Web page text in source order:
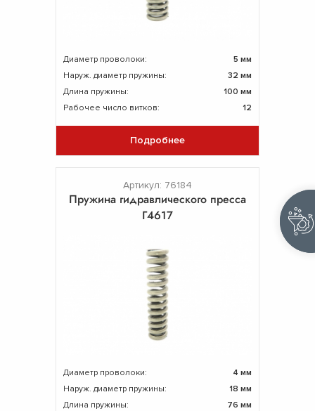
Диаметр проволоки:
5 мм
Наруж. диаметр пружины:
32 мм
Длина пружины:
100 мм
Рабочее число витков:
12
Подробнее
Артикул: 76184
Пружина гидравлического пресса
Г4617
Диаметр проволоки:
4 мм
Наруж. диаметр пружины:
18 мм
Длина пружины:
76 мм